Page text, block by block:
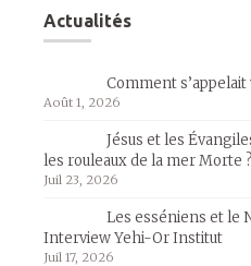
Actualités
Comment s’appelait
Août 1, 2026
Jésus et les
les rouleaux de la mer Morte
Juil 23, 2026
Les esséniens et le
Interview Yehi-Or Institut
Juil 17, 2026